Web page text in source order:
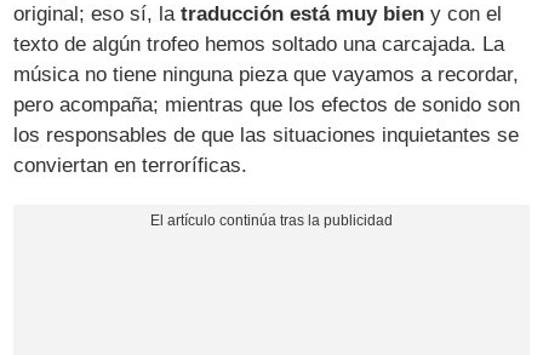
original; eso sí, latraducción está muy bien y con el
texto de algún trofeo hemos soltado una carcajada. La
música no tiene ninguna pieza que vayamos a recordar,
pero acompaña; mientras que los efectos de sonido son
los responsables de que las situaciones inquietantes se
conviertan en terroríficas.